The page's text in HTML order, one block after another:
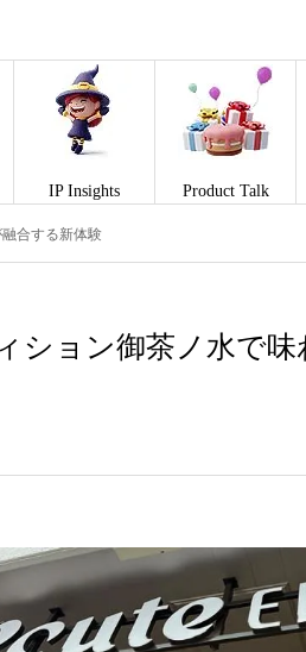
IP Insights Product Talk
合する新体験
ション御茶ノ水で